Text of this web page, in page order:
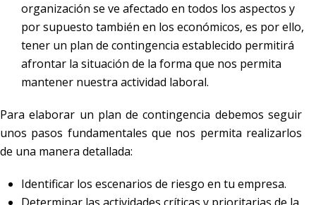
organización se ve afectado en todos los aspectos y
por supuesto también en los económicos, es por ello,
tener un plan de contingencia establecido permitirá
afrontar la situación de la forma que nos permita
mantener nuestra actividad laboral.
Para elaborar un plan de contingencia debemos seguir
unos pasos fundamentales que nos permita realizarlos
de una manera detallada:
Identificar los escenarios de riesgo en tu empresa.